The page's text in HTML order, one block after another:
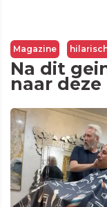
Magazine
Na dit
naar